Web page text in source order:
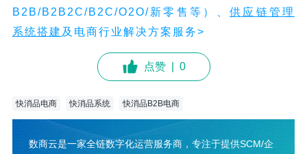
B2B/B2B2C/B2C/O2O/新零售等）、 供应 链管理
系统搭建 及电商行业解决方案服务>
点赞 0
快消品电商 快消品系统 快消品B2B电商
数商云是一家全链数字化运营服务商，专注于提供SCM/企